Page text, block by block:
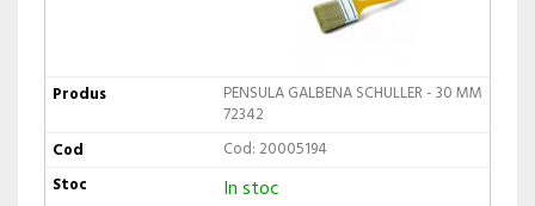
PENSULA GALBENA SCHULLER - 30 MM
72342
Cod: 20005194
In stoc